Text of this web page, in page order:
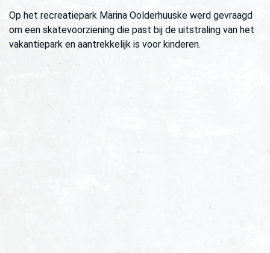
Op het recreatiepark Marina Oolderhuuske werd gevraagd
om een skatevoorziening die past bij de uitstraling van het
vakantiepark en aantrekkelijk is voor kinderen.